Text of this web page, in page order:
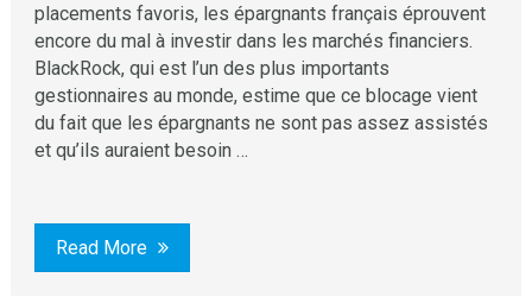
placements favoris, les épargnants français éprouvent
encore du mal à investir dans les marchés financiers.
BlackRock, qui est l’un des plus importants
gestionnaires au monde, estime que ce blocage vient
du fait que les épargnants ne sont pas assez assistés
et qu’ils auraient besoin …
Read More